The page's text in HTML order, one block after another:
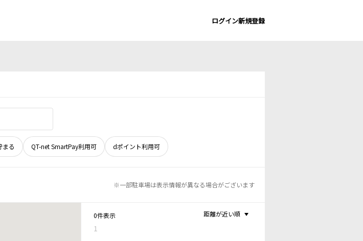
ログイン新規登録
まる QT-net SmartPay利用可 dポイント利用可
※一部駐車場は表示情報が異なる場合がございます
0件表示
1
距離が近い順